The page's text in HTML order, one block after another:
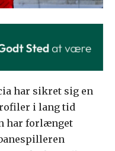
har sikret sig en
i lang tid
har forlænget